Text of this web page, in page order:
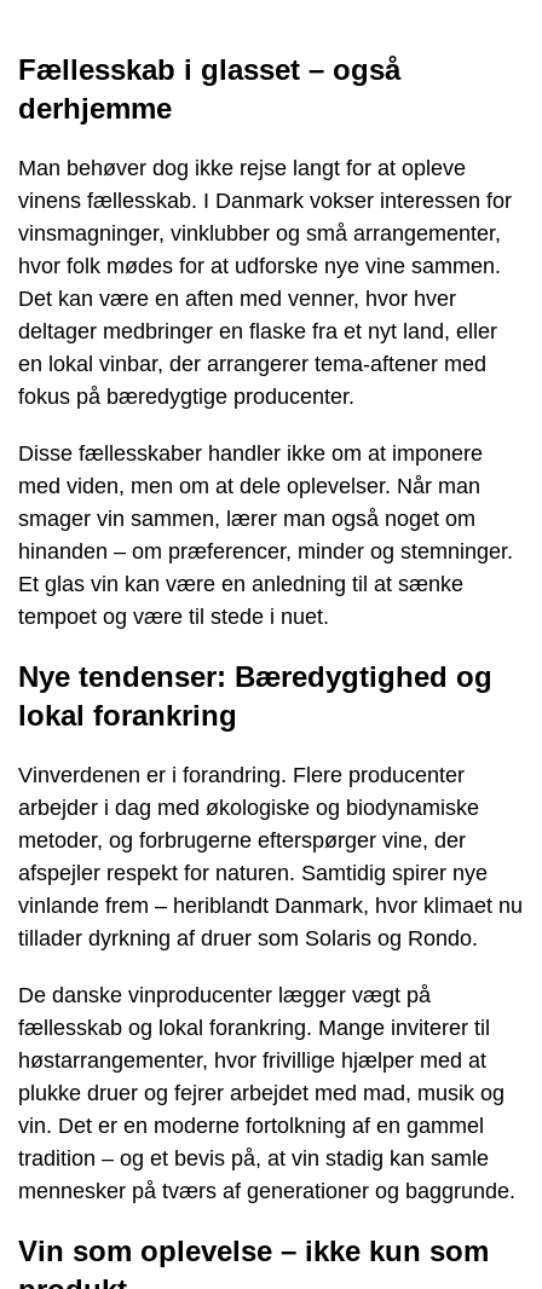
Fællesskab i glasset – også
derhjemme
Man behøver dog ikke rejse langt for at opleve
vinens fællesskab. I Danmark vokser interessen for
vinsmagninger, vinklubber og små arrangementer,
hvor folk mødes for at udforske nye vine sammen.
Det kan være en aften med venner, hvor hver
deltager medbringer en flaske fra et nyt land, eller
en lokal vinbar, der arrangerer tema-aftener med
fokus på bæredygtige producenter.
Disse fællesskaber handler ikke om at imponere
med viden, men om at dele oplevelser. Når man
smager vin sammen, lærer man også noget om
hinanden – om præferencer, minder og stemninger.
Et glas vin kan være en anledning til at sænke
tempoet og være til stede i nuet.
Nye tendenser: Bæredygtighed og
lokal forankring
Vinverdenen er i forandring. Flere producenter
arbejder i dag med økologiske og biodynamiske
metoder, og forbrugerne efterspørger vine, der
afspejler respekt for naturen. Samtidig spirer nye
vinlande frem – heriblandt Danmark, hvor klimaet nu
tillader dyrkning af druer som Solaris og Rondo.
De danske vinproducenter lægger vægt på
fællesskab og lokal forankring. Mange inviterer til
høstarrangementer, hvor frivillige hjælper med at
plukke druer og fejrer arbejdet med mad, musik og
vin. Det er en moderne fortolkning af en gammel
tradition – og et bevis på, at vin stadig kan samle
mennesker på tværs af generationer og baggrunde.
Vin som oplevelse – ikke kun som